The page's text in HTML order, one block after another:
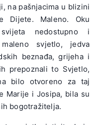
na pašnjacima u blizini
Dijete. Maleno. Oku
nedostupno i
svjetlo, jedva
beznađa, grijeha i
prepoznali to Svjetlo,
bilo otvoreno za taj
Marije i Josipa, bila su
bogotražitelja.